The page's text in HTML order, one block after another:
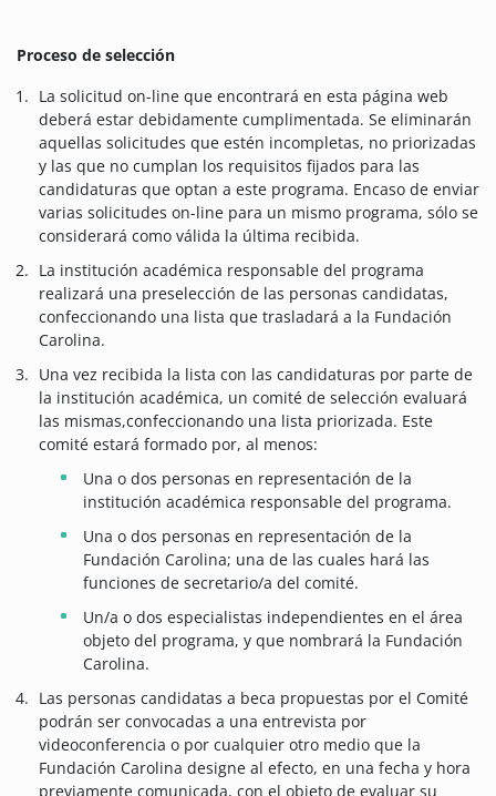
Proceso de selección
La solicitud on-line que encontrará en esta página web
deberá estar debidamente cumplimentada. Se eliminarán
aquellas solicitudes que estén incompletas, no priorizadas
y las que no cumplan los requisitos fijados para las
candidaturas que optan a este programa. Encaso de enviar
varias solicitudes on-line para un mismo programa, sólo se
considerará como válida la última recibida.
La institución académica responsable del programa
realizará una preselección de las personas candidatas,
confeccionando una lista que trasladará a la Fundación
Carolina.
Una vez recibida la lista con las candidaturas por parte de
la institución académica, un comité de selección evaluará
las mismas,confeccionando una lista priorizada. Este
comité estará formado por, al menos:
Una o dos personas en representación de la
institución académica responsable del programa.
Una o dos personas en representación de la
Fundación Carolina; una de las cuales hará las
funciones de secretario/a del comité.
Un/a o dos especialistas independientes en el área
objeto del programa, y que nombrará la Fundación
Carolina.
Las personas candidatas a beca propuestas por el Comité
podrán ser convocadas a una entrevista por
videoconferencia o por cualquier otro medio que la
Fundación Carolina designe al efecto, en una fecha y hora
previamente comunicada, con el objeto de evaluar su